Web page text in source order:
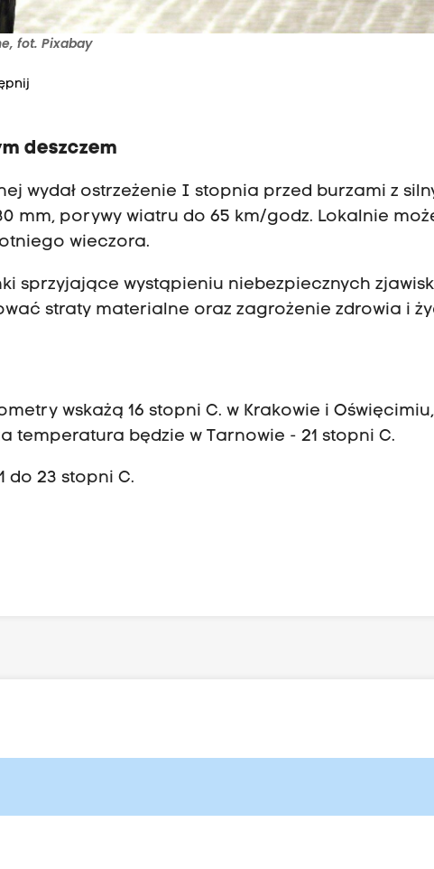
fot. Pixabay
deszczem
wydał ostrzeżenie I stopnia przed burzami z
mm, porywy wiatru do 65 km/godz. Lokalnie
wieczora.
sprzyjające wystąpieniu niebezpiecznych zjawisk
straty materialne oraz zagrożenie zdrowia i
wskażą 16 stopni C. w Krakowie i Oświęcimiu,
temperatura będzie w Tarnowie - 21 stopni C.
do 23 stopni C.